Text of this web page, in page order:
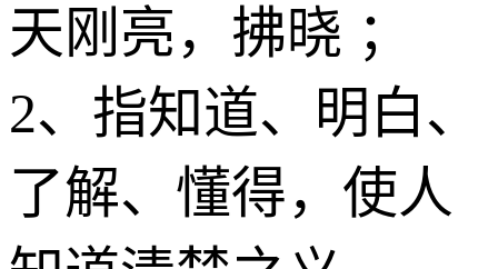
天刚亮，拂晓 ；
2、指知道、明白、
了解、懂得，使人